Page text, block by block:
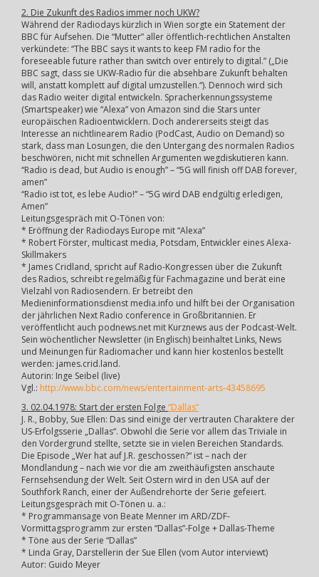
2. Die Zukunft des Radios immer noch UKW?
Während der Radiodays kürzlich in Wien sorgte ein Statement der
BBC für Aufsehen. Die “Mutter” aller öffentlich-rechtlichen Anstalten
verkündete: “The BBC says it wants to keep FM radio for the
foreseeable future rather than switch over entirely to digital.” („Die
BBC sagt, dass sie UKW-Radio für die absehbare Zukunft behalten
will, anstatt komplett auf digital umzustellen.“). Dennoch wird sich
das Radio weiter digital entwickeln. Spracherkennungssysteme
(Smartspeaker) wie “Alexa” von Amazon sind die Stars unter
europäischen Radioentwicklern. Doch andererseits steigt das
Interesse an nichtlinearem Radio (PodCast, Audio on Demand) so
stark, dass man Losungen, die den Untergang des normalen Radios
beschwören, nicht mit schnellen Argumenten wegdiskutieren kann.
“Radio is dead, but Audio is enough” – “5G will finish off DAB forever,
amen”
“Radio ist tot, es lebe Audio!” – “5G wird DAB endgültig erledigen,
Amen”
Leitungsgespräch mit O-Tönen von:
* Eröffnung der Radiodays Europe mit “Alexa”
* Robert Förster, multicast media, Potsdam, Entwickler eines Alexa-
Skillmakers
* James Cridland, spricht auf Radio-Kongressen über die Zukunft
des Radios, schreibt regelmäßig für Fachmagazine und berät eine
Vielzahl von Radiosendern. Er betreibt den
Medieninformationsdienst media.info und hilft bei der Organisation
der jährlichen Next Radio conference in Großbritannien. Er
veröffentlicht auch podnews.net mit Kurznews aus der Podcast-Welt.
Sein wöchentlicher Newsletter (in Englisch) beinhaltet Links, News
und Meinungen für Radiomacher und kann hier kostenlos bestellt
werden: james.crid.land.
Autorin: Inge Seibel (live)
Vgl.: http://www.bbc.com/news/entertainment-arts-43458695
3. 02.04.1978: Start der ersten Folge “Dallas”
J. R., Bobby, Sue Ellen: Das sind einige der vertrauten Charaktere der
US-Erfolgsserie „Dallas“. Obwohl die Serie vor allem das Triviale in
den Vordergrund stellte, setzte sie in vielen Bereichen Standards.
Die Episode „Wer hat auf J.R. geschossen?“ ist – nach der
Mondlandung – nach wie vor die am zweithäufigsten anschaute
Fernsehsendung der Welt. Seit Ostern wird in den USA auf der
Southfork Ranch, einer der Außendrehorte der Serie gefeiert.
Leitungsgespräch mit O-Tönen u. a.:
* Programmansage von Beate Menner im ARD/ZDF-
Vormittagsprogramm zur ersten “Dallas”-Folge + Dallas-Theme
* Töne aus der Serie “Dallas”
* Linda Gray, Darstellerin der Sue Ellen (vom Autor interviewt)
Autor: Guido Meyer